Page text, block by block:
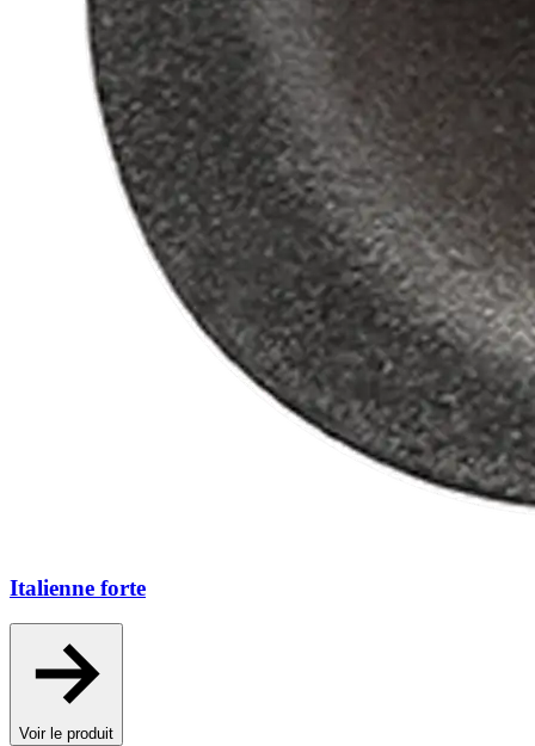
Italienne forte
Voir le produit